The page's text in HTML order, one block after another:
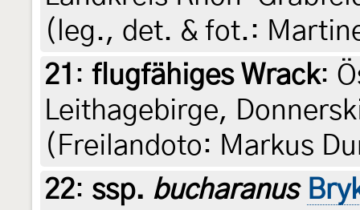
(leg., det. & fot.:
21 : flugfähiges Wrack:
Leithagebirge,
(Freilandoto: Markus
22: ssp. bucharanus